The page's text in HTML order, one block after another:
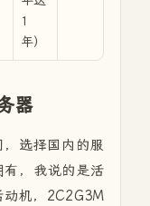
1
年）
器
选择国内的服
，我说的是活
机，2C2G3M